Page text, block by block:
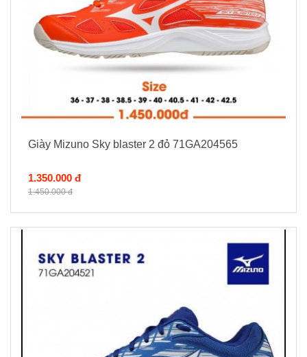
Giày Mizuno Sky blaster 2 đỏ 71GA204565
1.350.000 đ
1.450.000 đ